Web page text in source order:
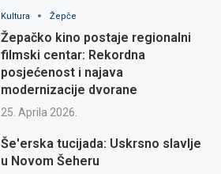
Kultura Žepče
Žepačko kino postaje regionalni
filmski centar: Rekordna
posjećenost i najava
modernizacije dvorane
25. Aprila 2026.
Še'erska tucijada: Uskrsno slavlje
u Novom Šeheru